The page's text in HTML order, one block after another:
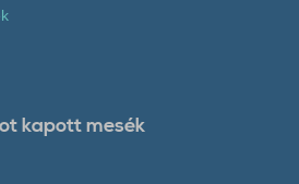
kapott mesék